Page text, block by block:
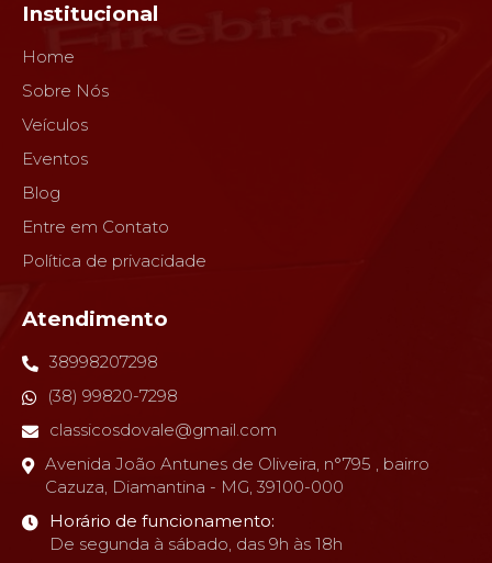
Institucional
Home
Sobre Nós
Veículos
Eventos
Blog
Entre em Contato
Política de privacidade
Atendimento
38998207298
(38) 99820-7298
classicosdovale@gmail.com
Avenida João Antunes de Oliveira, n°795 , bairro
Cazuza, Diamantina - MG, 39100-000
Horário de funcionamento:
De segunda à sábado, das 9h às 18h